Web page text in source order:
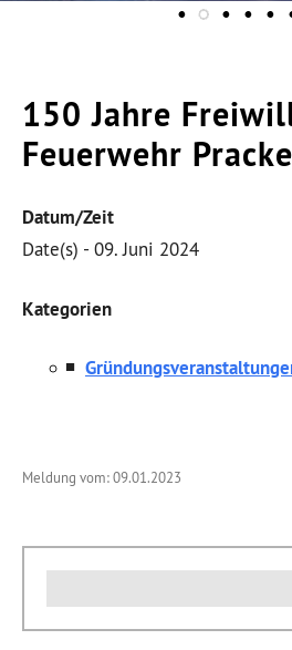
150 Jahre
Feuerwehr
Datum/Zeit
Date(s) - 09. Juni 2024
Kategorien
Meldung vom: 09.01.2023
nach: